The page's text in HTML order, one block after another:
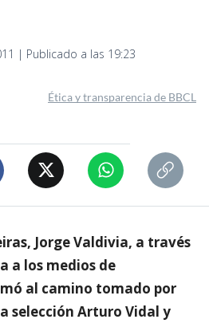
| Publicado a las 19:23
Ética y transparencia de BBCL
Jorge Valdivia, a través
a los medios de
al camino tomado por
selección Arturo Vidal y